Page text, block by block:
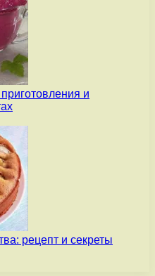
и
рецепт и секреты